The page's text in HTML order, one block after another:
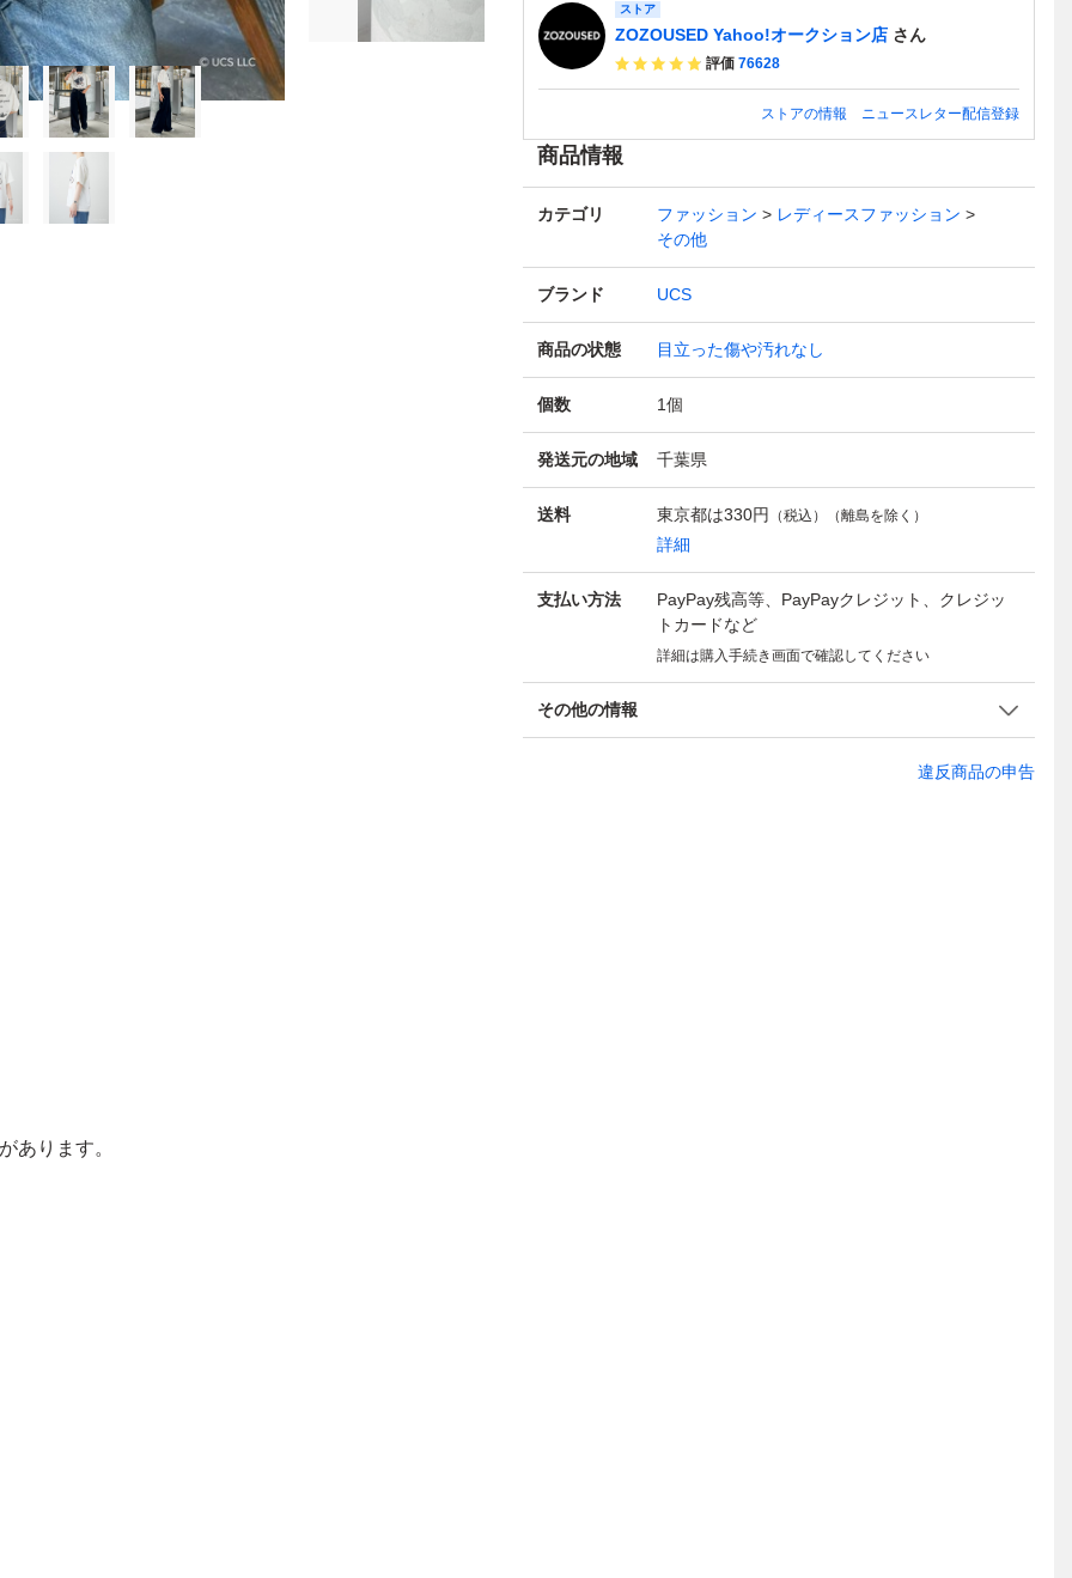
ストア
ZOZOUSED Yahoo!オークション店 さん
評価 76628
ストアの情報 ニュースレター配信登録
商品情報
カテゴリ ファッション
レディースファッション
その他
ブランド UCS
商品の状態 目立った傷や汚れなし
個数 1個
発送元の地域 千葉県
送料 東京都は330円 （税込）（離島を除く）
詳細
支払い方法
PayPay残高等、PayPayクレジット、クレジッ
トカードなど
詳細は購入手続き画面で確認してください
その他の情報
違反商品の申告